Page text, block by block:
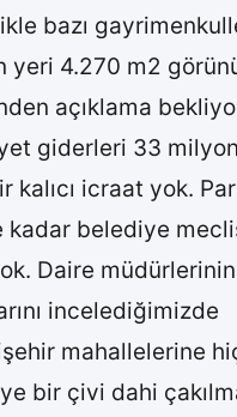
bazı
yeri 4.270 m2
açıklama
giderleri 33
kalıcı icraat yok.
kadar belediye
Daire
incelediğimizde
mahallelerine
bir çivi dahi